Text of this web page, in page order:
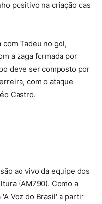
positivo na criação das
com Tadeu no gol,
a zaga formada por
deve ser composto por
com o ataque
Castro.
ao vivo da equipe dos
(AM790). Como a
Voz do Brasil' a partir